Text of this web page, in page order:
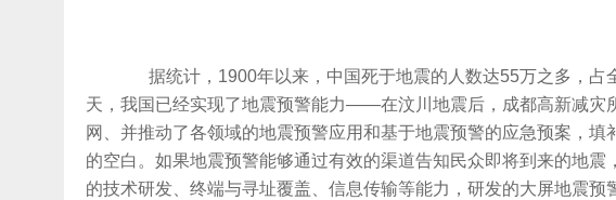
据统计，1900年以来，中国死于地震的人数达55万之多，占
天，我国已经实现了地震预警能力——在汶川地震后，成都高新减灾
网、并推动了各领域的地震预警应用和基于地震预警的应急预案，
的空白。如果地震预警能够通过有效的渠道告知民众即将到来的地
的技术研发、终端与寻址覆盖、信息传输等能力，研发的大屏地震